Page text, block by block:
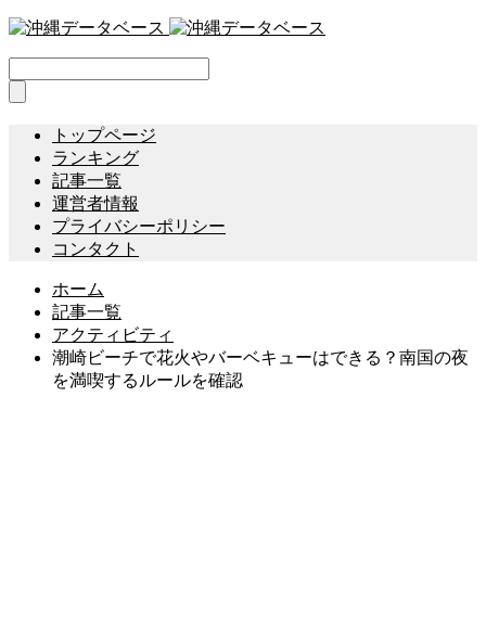
トップページ
ランキング
記事一覧
運営者情報
プライバシーポリシー
コンタクト
ホーム
記事一覧
アクティビティ
潮崎ビーチで花火やバーベキューはできる？南国の夜
を満喫するルールを確認